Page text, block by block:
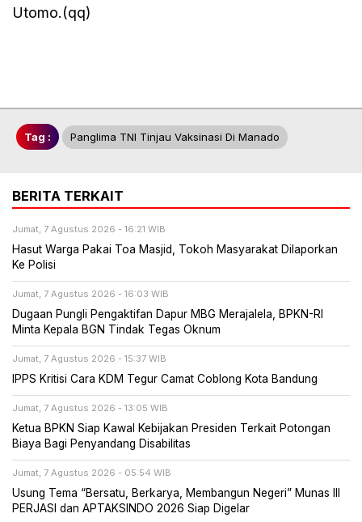
Utomo.(qq)
Tag : Panglima TNI Tinjau Vaksinasi Di Manado
BERITA TERKAIT
Jumat, 7 Agustus 2026 - 16:21 WIB
Hasut Warga Pakai Toa Masjid, Tokoh Masyarakat Dilaporkan
Ke Polisi
Jumat, 7 Agustus 2026 - 16:03 WIB
Dugaan Pungli Pengaktifan Dapur MBG Merajalela, BPKN-RI
Minta Kepala BGN Tindak Tegas Oknum
Jumat, 7 Agustus 2026 - 15:37 WIB
IPPS Kritisi Cara KDM Tegur Camat Coblong Kota Bandung
Jumat, 7 Agustus 2026 - 13:05 WIB
Ketua BPKN Siap Kawal Kebijakan Presiden Terkait Potongan
Biaya Bagi Penyandang Disabilitas
Jumat, 7 Agustus 2026 - 05:54 WIB
Usung Tema “Bersatu, Berkarya, Membangun Negeri” Munas III
PERJASI dan APTAKSINDO 2026 Siap Digelar